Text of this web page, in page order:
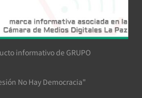
informativo de GRUPO
No Hay Democracia"